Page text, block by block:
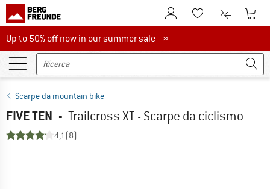
Al conto clienteAlla lista
Al Al
Up to 50% off now in our summer sale
Up to 50% off now in our summer sale »
Scarpe da mountain bike
FIVE TEN - Trailcross XT - Scarpe da ciclismo
4,1(8)